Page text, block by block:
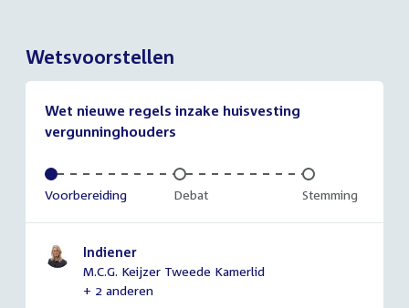
Wetsvoorstellen
Wet nieuwe regels inzake huisvesting
vergunninghouders
Voltooid:
Voorbereiding Onvoltooid:
Debat Onvoltooid:
Stemming
Indiener
M.C.G. Keijzer Tweede Kamerlid
+ 2 anderen